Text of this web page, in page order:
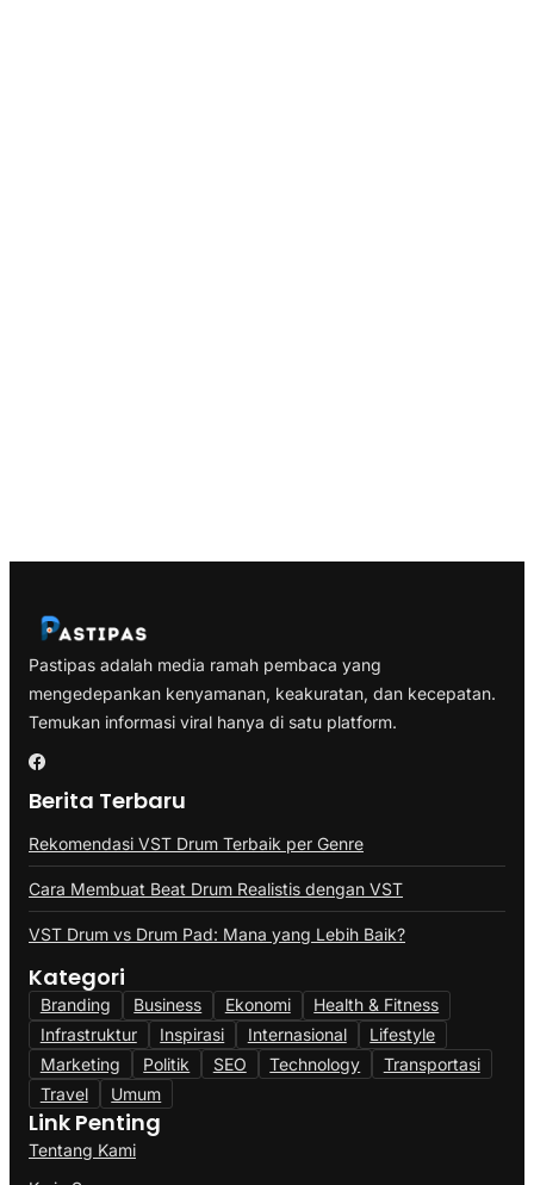
Pastipas adalah media ramah pembaca yang
mengedepankan kenyamanan, keakuratan, dan kecepatan.
Temukan informasi viral hanya di satu platform.
Berita Terbaru
Rekomendasi VST Drum Terbaik per Genre
Cara Membuat Beat Drum Realistis dengan VST
VST Drum vs Drum Pad: Mana yang Lebih Baik?
Kategori
Branding Business Ekonomi
Health & Fitness
Infrastruktur
Inspirasi Internasional
Lifestyle
Marketing
Politik SEO Technology
Transportasi
Travel
Umum
Link Penting
Tentang Kami